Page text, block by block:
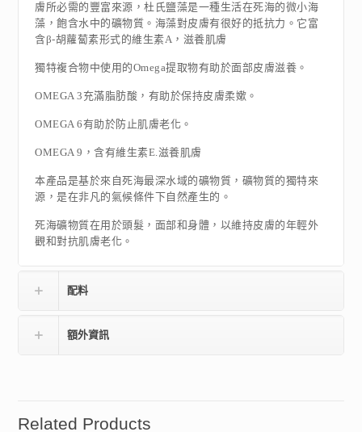
膚所必需的豐富來源，杜氏鹽藻是一種生活在死海的微小海
藻，飽含水中的礦物質。海藻對皮膚有很好的抵抗力。它富
含β-胡蘿蔔素形式的維生素A，滋養肌膚
獨特複合物中使用的Omega提取物有助於面部皮膚滋養。
OMEGA 3充滿脂肪酸，有助於保持皮膚柔嫰。
OMEGA 6有助於防止肌膚老化。
OMEGA 9，含有維生素E.滋養肌膚
本產品是基於來自死海最深水域的礦物質，礦物質的獨特來
源，是在非凡的氣候條件下自然產生的。
死海礦物質在用於頭髮，面部和身體，以維持皮膚的年輕外
觀和對抗肌膚老化。
配料
額外資訊
Related Products